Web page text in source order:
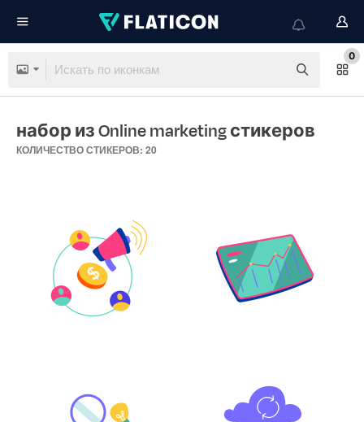
0
набор из Online marketing стикеров
КОЛИЧЕСТВО СТИКЕРОВ: 20